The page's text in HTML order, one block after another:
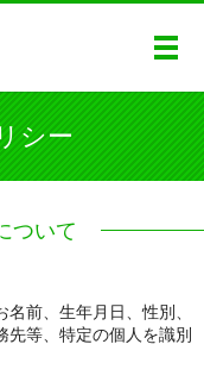
シー
ついて
前、生年月日、性別、
先等、特定の個人を識別